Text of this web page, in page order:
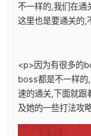
不一样的,我们在通
这里也是要通关的,
<p>因为有很多的
boss都是不一样的
速的通关,下面就跟
及她的一些打法攻